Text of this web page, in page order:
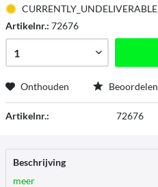
CURRENTLY_UNDELIVERABLE
Artikelnr.: 72676
Onthouden Beoordelen
Artikelnr.: 72676
Beschrijving
meer